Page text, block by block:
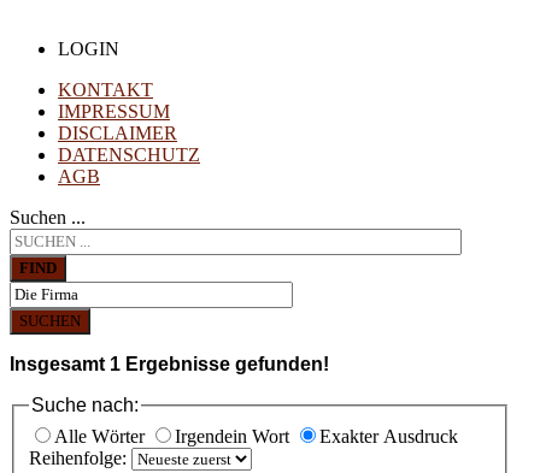
LOGIN
KONTAKT
IMPRESSUM
DISCLAIMER
DATENSCHUTZ
AGB
Suchen ...
FIND
SUCHEN
Insgesamt 1 Ergebnisse gefunden!
Suche nach:
Alle Wörter
Irgendein Wort
Exakter Ausdruck
Reihenfolge: